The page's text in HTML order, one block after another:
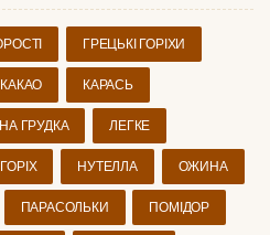
ГРЕЦЬКІ ГОРІХИ
КАКАО КАРАСЬ
ГРУДКА ЛЕГКЕ
НУТЕЛЛА ОЖИНА
ПАРАСОЛЬКИ ПОМІДОР